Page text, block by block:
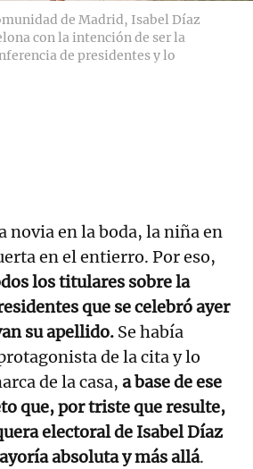
de Madrid, Isabel Díaz
con la intención de ser la
de presidentes y lo
novia en la boda, la niña en
en el entierro. Por eso,
los titulares sobre la
que se celebró ayer
su apellido. Se había
de la cita y lo
de la casa, a base de ese
que, por triste que resulte,
electoral de Isabel Díaz
absoluta y más allá.